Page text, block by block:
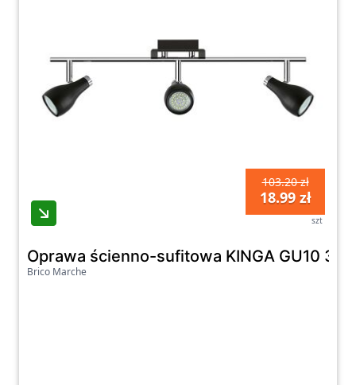
103.20 zł
18.99 zł
szt
Oprawa ścienno-sufitowa KINGA GU10 3I
Brico Marche